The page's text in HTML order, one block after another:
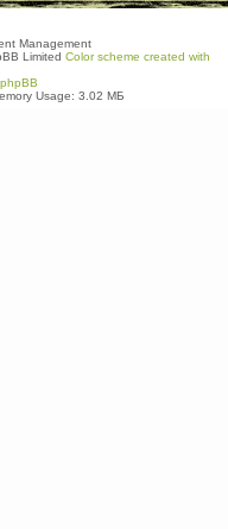
Management
Limited Color scheme created with
Usage: 3.02 МБ